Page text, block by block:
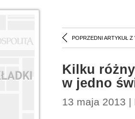
POPRZEDNI ARTYKUŁ Z
Kilku
w jedno
13 maja 2013 |